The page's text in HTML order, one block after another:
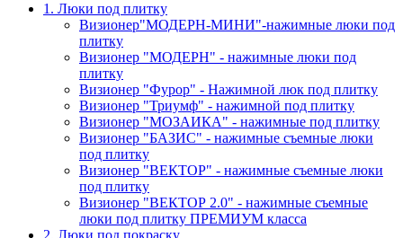
1. Люки под плитку
Визионер"МОДЕРН-МИНИ"-нажимные люки под
плитку
Визионер "МОДЕРН" - нажимные люки под
плитку
Визионер "Фурор" - Нажимной люк под плитку
Визионер "Триумф" - нажимной под плитку
Визионер "МОЗАИКА" - нажимные под плитку
Визионер "БАЗИС" - нажимные съемные люки
под плитку
Визионер "ВЕКТОР" - нажимные съемные люки
под плитку
Визионер "ВЕКТОР 2.0" - нажимные съемные
люки под плитку ПРЕМИУМ класса